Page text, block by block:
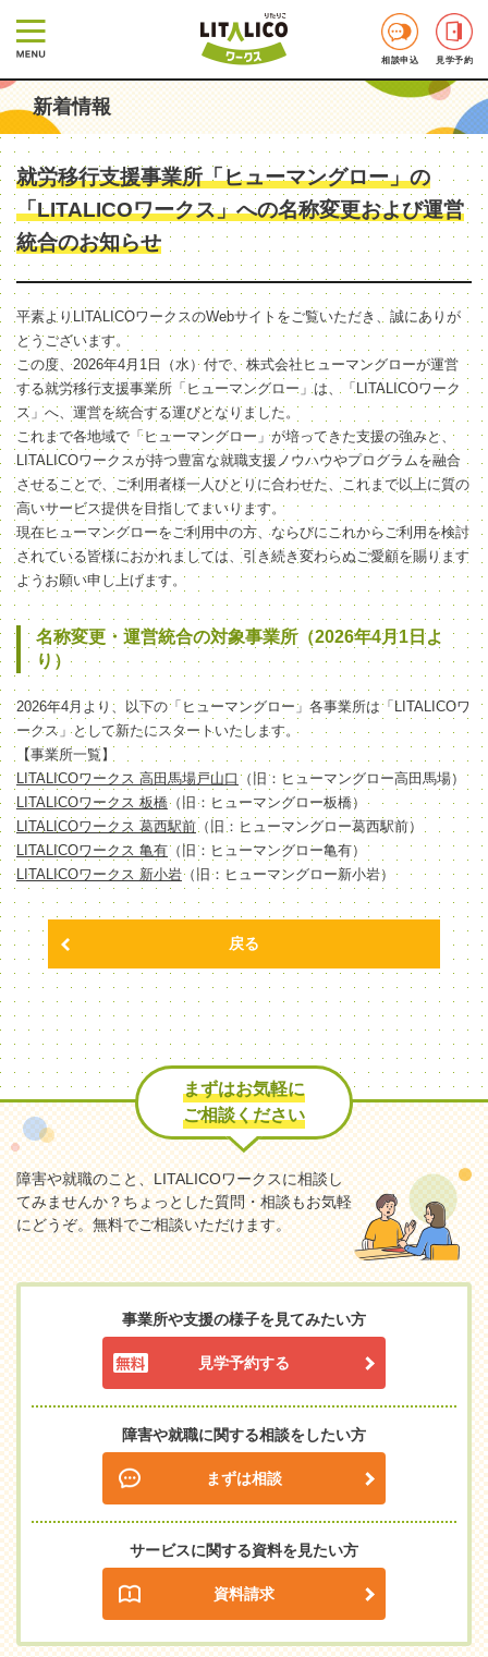
相談申込 見学予約
新着情報
就労移行支援事業所「ヒューマングロー」の
「LITALICOワークス」への名称変更および運営
統合のお知らせ
平素よりLITALICOワークスのWebサイトをご覧いただき、誠にありが
とうございます。
この度、2026年4月1日（水）付で、株式会社ヒューマングローが運営
する就労移行支援事業所「ヒューマングロー」は、「LITALICOワーク
ス」へ、運営を統合する運びとなりました。
これまで各地域で「ヒューマングロー」が培ってきた支援の強みと、
LITALICOワークスが持つ豊富な就職支援ノウハウやプログラムを融合
させることで、ご利用者様一人ひとりに合わせた、これまで以上に質の
高いサービス提供を目指してまいります。
現在ヒューマングローをご利用中の方、ならびにこれからご利用を検討
されている皆様におかれましては、引き続き変わらぬご愛顧を賜ります
ようお願い申し上げます。
名称変更・運営統合の対象事業所（2026年4月1日よ
り）
2026年4月より、以下の「ヒューマングロー」各事業所は「LITALICOワ
ークス」として新たにスタートいたします。
【事業所一覧】
LITALICOワークス 高田馬場戸山口 （旧：ヒューマングロー高田馬場）
LITALICOワークス 板橋（旧：ヒューマングロー板橋）
LITALICOワークス 葛西駅前 （旧：ヒューマングロー葛西駅前）
LITALICOワークス 亀有（旧：ヒューマングロー亀有）
LITALICOワークス 新小岩（旧：ヒューマングロー新小岩）
戻る
まずはお気軽に
ご相談ください
障害や就職のこと、LITALICOワークスに相談し
てみませんか？ちょっとした質問・相談もお気軽
にどうぞ。無料でご相談いただけます。
事業所や支援の様子を見てみたい方
見学予約する
障害や就職に関する相談をしたい方
まずは相談
サービスに関する資料を見たい方
資料請求